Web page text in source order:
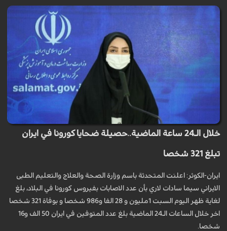
خلال الـ24 ساعة الماضية..حصيلة ضحايا كورونا في ايران
تبلغ 321 شخصا
ايران-الكوثر: اعلنت المتحدثة باسم وزارة الصحة والعلاج والتعلیم الطبی
الايراني سیما سادات لاري بأن عدد الاصابات بفیروس کورونا في البلاد، بلغ
لغایة ظهر الیوم السبت 1ملیون و 28 الفا و986 شخصا و بوفاة 321 شخصا
اخر خلال الساعات الـ24 الماضیة بلغ عدد المتوفین في ایران 50 الف و16
شخصا.